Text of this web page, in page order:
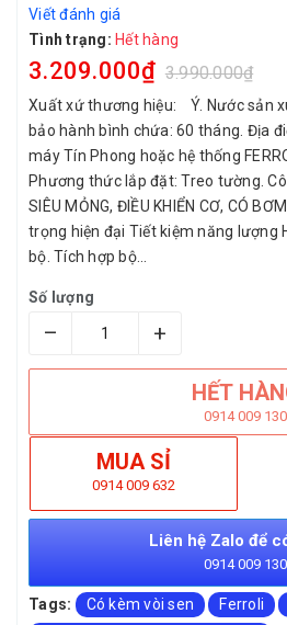
Viết đánh giá
Tình trạng: Hết hàng
3.209.000₫ 3.990.000₫
Xuất xứ thương hiệu: Ý. Nước sản
bảo hành bình chứa: 60 tháng. Địa
máy Tín Phong hoặc hệ thống
Phương thức lắp đặt: Treo tường.
SIÊU MỎNG, ĐIỀU KHIỂN CƠ, CÓ
trọng hiện đại Tiết kiệm năng lượng
bộ. Tích hợp bộ...
Số lượng
– +
HẾT
0914 009 130
MUA SỈ
0914 009 632
Liên hệ Zalo để
0914 009 130
Tags: Có kèm vòi sen Ferroli